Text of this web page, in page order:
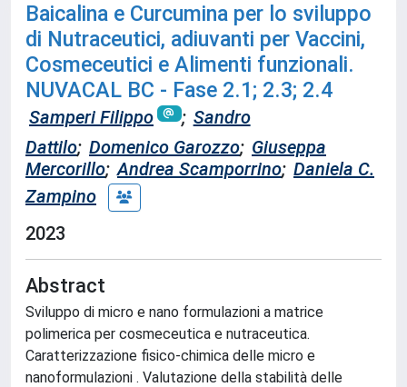
Baicalina e Curcumina per lo sviluppo
di Nutraceutici, adiuvanti per Vaccini,
Cosmeceutici e Alimenti funzionali.
NUVACAL BC - Fase 2.1; 2.3; 2.4
Samperi Filippo ; Sandro
Dattilo; Domenico Garozzo; Giuseppa
Mercorillo; Andrea Scamporrino; Daniela C.
Zampino
2023
Abstract
Sviluppo di micro e nano formulazioni a matrice
polimerica per cosmeceutica e nutraceutica.
Caratterizzazione fisico-chimica delle micro e
nanoformulazioni . Valutazione della stabilità delle